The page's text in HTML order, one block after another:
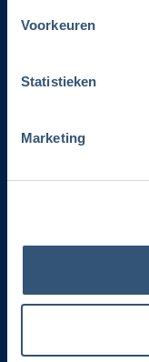
Voorkeuren
Statistieken
Marketing
Privacyverklaring